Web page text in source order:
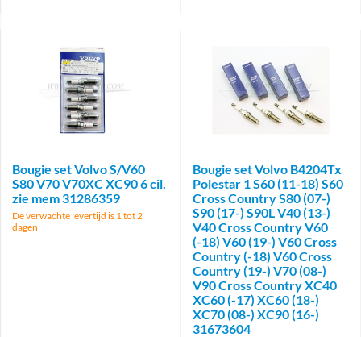
Bougie set Volvo S/V60
S80 V70 V70XC XC90 6 cil.
zie mem 31286359
De verwachte levertijd is 1 tot 2
dagen
Bougie set Volvo B4204Tx
Polestar 1 S60 (11-18) S60
Cross Country S80 (07-)
S90 (17-) S90L V40 (13-)
V40 Cross Country V60
(-18) V60 (19-) V60 Cross
Country (-18) V60 Cross
Country (19-) V70 (08-)
V90 Cross Country XC40
XC60 (-17) XC60 (18-)
XC70 (08-) XC90 (16-)
31673604